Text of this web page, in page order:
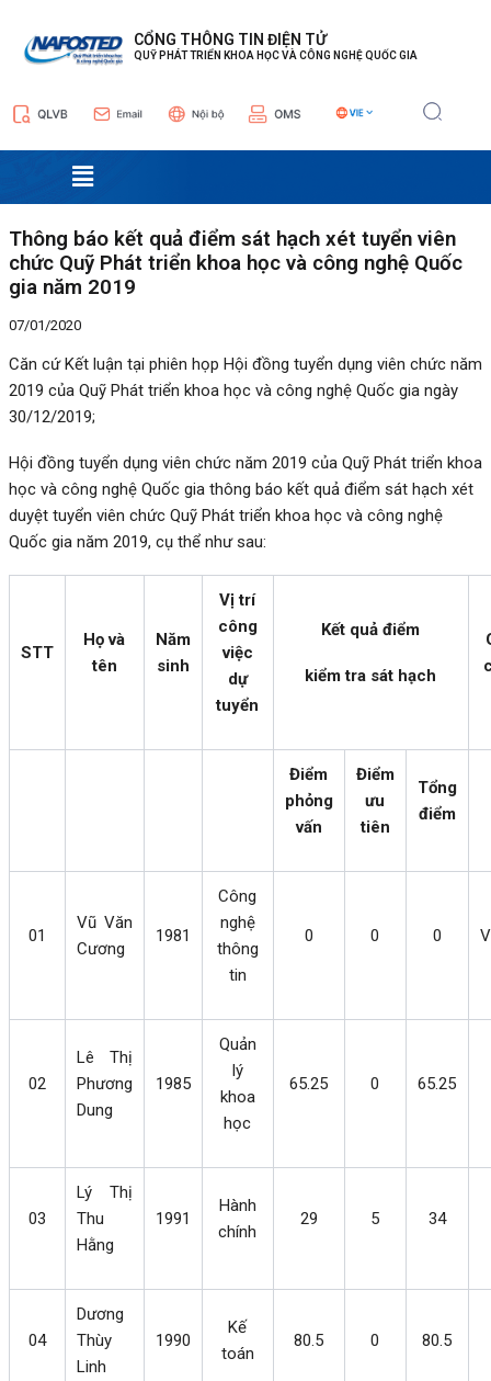
CỔNG THÔNG TIN ĐIỆN TỬ
QUỸ PHÁT TRIỂN KHOA HỌC VÀ CÔNG NGHỆ QUỐC GIA
Menu
Thông báo kết quả điểm sát hạch xét tuyển viên
chức Quỹ Phát triển khoa học và công nghệ Quốc
gia năm 2019
07/01/2020
Căn cứ Kết luận tại phiên họp Hội đồng tuyển dụng viên chức năm
2019 của Quỹ Phát triển khoa học và công nghệ Quốc giangày
30/12/2019;
Hội đồng tuyển dụng viên chức năm 2019 của Quỹ Phát triển khoa
học và công nghệ Quốc gia thông báo kết quả điểm sát hạch xét
duyệt tuyển viên chức Quỹ Phát triển khoa học và công nghệ
Quốc gia năm 2019, cụ thể như sau:
STT
Họ và
tên
Năm
sinh
Vị trí
công
việc
dự
tuyển
Kết quảđiểm
kiểm tra sát hạch
Điểm
phỏng
vấn
Điểm
ưu
tiên
Tổng
điểm
01
Vũ Văn
Cương
1981
Công
nghệ
thông
tin
0 0 0
02
Lê Thị
Phương
Dung
1985
Quản
lý
khoa
học
65.25 0 65.25
03
Lý Thị
Thu
Hằng
1991
Hành
chính
29 5 34
04
Dương
Thùy
Linh
1990
Kế
toán
80.5 0 80.5
hướng
bài